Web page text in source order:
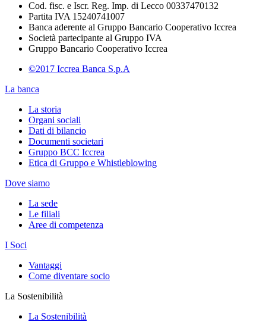
Cod. fisc. e Iscr. Reg. Imp. di Lecco 00337470132
Partita IVA 15240741007
Banca aderente al Gruppo Bancario Cooperativo Iccrea
Società partecipante al Gruppo IVA
Gruppo Bancario Cooperativo Iccrea
©2017 Iccrea Banca S.p.A
La banca
La storia
Organi sociali
Dati di bilancio
Documenti societari
Gruppo BCC Iccrea
Etica di Gruppo e Whistleblowing
Dove siamo
La sede
Le filiali
Aree di competenza
I Soci
Vantaggi
Come diventare socio
La Sostenibilità
La Sostenibilità